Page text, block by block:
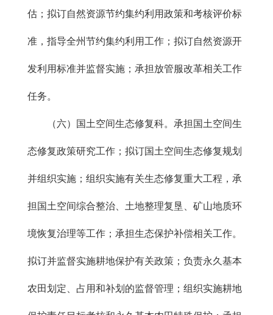
估；拟订自然资源节约集约利用政策和考核评价标
准，指导全州节约集约利用工作；拟订自然资源开
发利用标准并监督实施；承担放管服改革相关工作
任务。
（六）国土空间生态修复科。承担国土空间生
态修复政策研究工作；拟订国土空间生态修复规划
并组织实施；组织实施有关生态修复重大工程，承
担国土空间综合整治、土地整理复垦、矿山地质环
境恢复治理等工作；承担生态保护补偿相关工作。
拟订并监督实施耕地保护有关政策；负责永久基本
农田划定、占用和补划的监督管理；组织实施耕地